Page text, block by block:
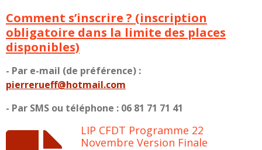
Comment s’inscrire ? (inscription
obligatoire dans la limite des places
disponibles)
- Par e-mail (de préférence) :
pierrerueff@hotmail.com
- Par SMS ou téléphone : 06 81 71 71 41
LIP CFDT Programme 22
Novembre Version Finale